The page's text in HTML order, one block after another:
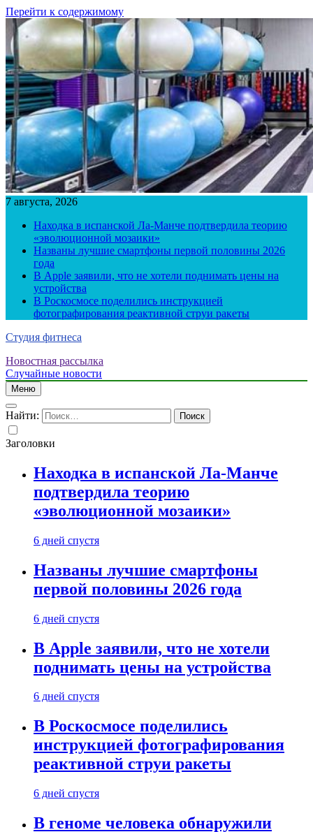
Перейти к содержимому
7 августа, 2026
Находка в испанской Ла-Манче подтвердила теорию
«эволюционной мозаики»
Названы лучшие смартфоны первой половины 2026
года
В Apple заявили, что не хотели поднимать цены на
устройства
В Роскосмосе поделились инструкцией
фотографирования реактивной струи ракеты
Студия фитнеса
Новостная рассылка
Случайные новости
Меню
Найти:
Заголовки
Находка в испанской Ла-Манче
подтвердила теорию
«эволюционной мозаики»
6 дней спустя
Названы лучшие смартфоны
первой половины 2026 года
6 дней спустя
В Apple заявили, что не хотели
поднимать цены на устройства
6 дней спустя
В Роскосмосе поделились
инструкцией фотографирования
реактивной струи ракеты
6 дней спустя
В геноме человека обнаружили